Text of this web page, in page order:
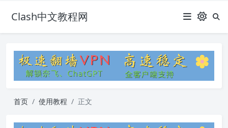
Clash中文教程网
首页 使用教程 正文